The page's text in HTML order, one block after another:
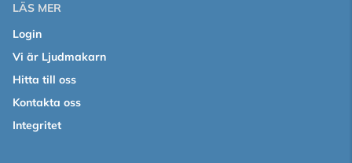
LÄS MER
Login
Vi är Ljudmakarn
Hitta till oss
Kontakta oss
Integritet